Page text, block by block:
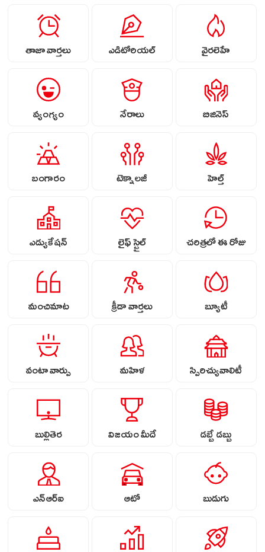
తాజా వార్తలు ఎడిటోరియల్ వైరలెహే
వ్యంగ్యం నేరాలు బిజినెస్
బంగారం టెక్నాలజీ హెల్త్
ఎడ్యుకేషన్ లైఫ్ స్టైల్ చరిత్రలో ఈ రోజు
మంచిమాట క్రీడా వార్తలు బ్యూటీ
వంటా వార్పు మహిళ స్పిరిచ్యువాలిటీ
బుల్లితెర విజయం మీదే డబ్బే డబ్బు
ఎన్ఆర్ఐ ఆటో బుడుగు